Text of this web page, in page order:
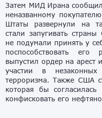
Затем МИД Ирана
неназванному
Штаты развернули на
стали запугивать
не подумали принять у
поспособствовать его
выпустил ордер на арест
участии в
терроризма. Также США
которая бы согласилась
конфисковать его